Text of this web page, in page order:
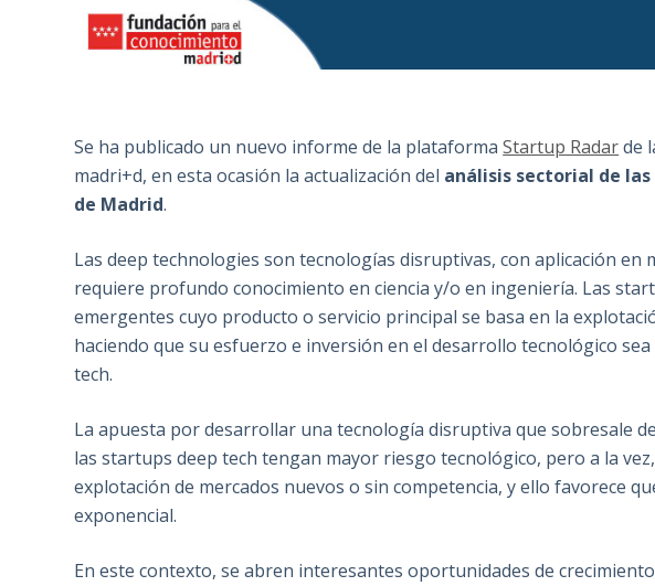
Se ha publicado un nuevo informe de la plataformaStartup Radarde
madri+d, en esta ocasión la actualización del análisis sectorial de
de Madrid.
Las deep technologies son tecnologías disruptivas, con aplicación en
requiere profundo conocimiento en ciencia y/o en ingeniería. Las
emergentes cuyo producto o servicio principal se basa en la
haciendo que su esfuerzo e inversión en el desarrollo tecnológico
tech.
La apuesta por desarrollar una tecnología disruptiva que sobresale
las startups deep tech tengan mayor riesgo tecnológico, pero a la
explotación de mercados nuevos o sin competencia, y ello favorece
exponencial.
En este contexto, se abren interesantes oportunidades de